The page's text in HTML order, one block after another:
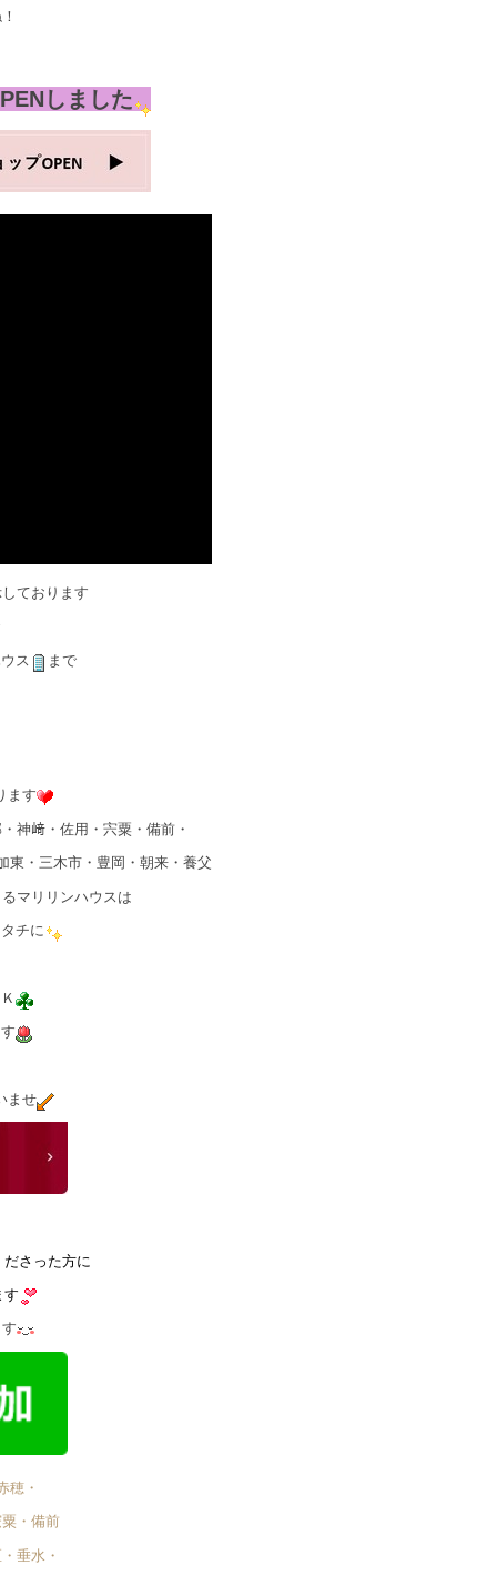
しました
ております
ス まで
ます
神﨑・佐用・宍粟・備前・
東・三木市・豊岡・朝来・養父
マリリンハウスは
チに
ませ
さった方に
す
穂・
・備前
垂水・